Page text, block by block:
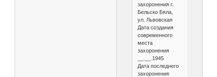
захоронения г.
Бельско Бяла,
ул. Львовская
Дата создания
современного
места
захоронения
__.__.1945
Дата последнего
захоронения